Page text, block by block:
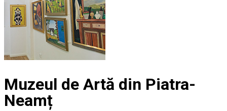
Muzeul de Artă din Piatra-
Neamț